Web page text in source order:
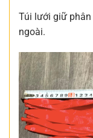
Túi lưới giữ
ngoài.